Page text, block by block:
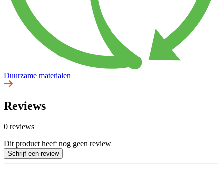
Duurzame materialen
Reviews
0 reviews
Dit product heeft nog geen review
Schrijf een review